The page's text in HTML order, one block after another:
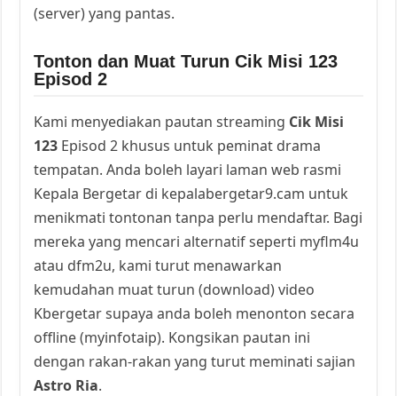
(server) yang pantas.
Tonton dan Muat Turun Cik Misi 123
Episod 2
Kami menyediakan pautan streaming Cik Misi
123 Episod 2 khusus untuk peminat drama
tempatan. Anda boleh layari laman web rasmi
Kepala Bergetar di kepalabergetar9.cam untuk
menikmati tontonan tanpa perlu mendaftar. Bagi
mereka yang mencari alternatif seperti myflm4u
atau dfm2u, kami turut menawarkan
kemudahan muat turun (download) video
Kbergetar supaya anda boleh menonton secara
offline (myinfotaip). Kongsikan pautan ini
dengan rakan-rakan yang turut meminati sajian
Astro Ria.